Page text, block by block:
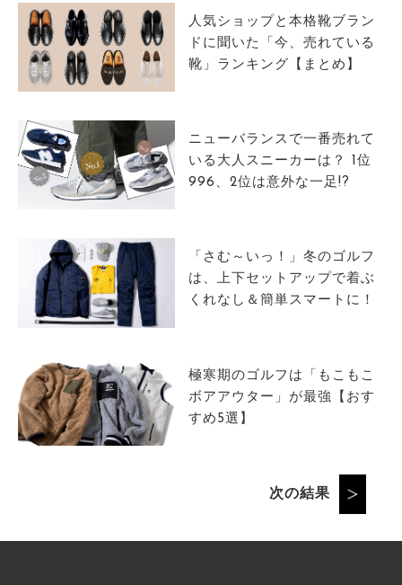
人気ショップと本格靴ブラン
ドに聞いた「今、売れている
靴」ランキング【まとめ】
ニューバランスで一番売れて
いる大人スニーカーは？ 1位
996、2位は意外な一足!?
「さむ～いっ！」冬のゴルフ
は、上下セットアップで着ぶ
くれなし＆簡単スマートに！
極寒期のゴルフは「もこもこ
ボアアウター」が最強【おす
すめ5選】
次の結果